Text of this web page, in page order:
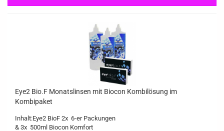
Eye2 Bio.F Monatslinsen mit Biocon Kombilösung im
Kombipaket
Inhalt:Eye2 BioF 2x 6-er Packungen
& 3x 500ml Biocon Komfort